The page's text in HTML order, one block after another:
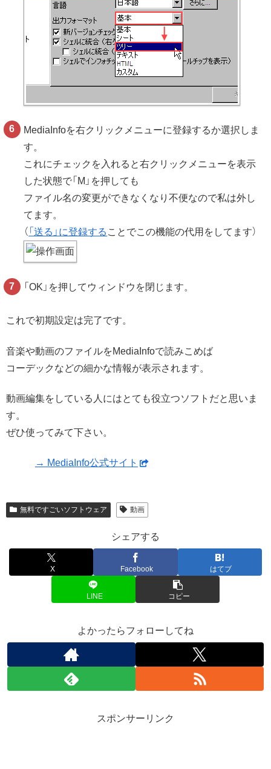
MediaInfoを右クリックメニューに登録するか選択しま
す。
これにチェックを入れると右クリックメニューを表示
した状態で「M」を押しても
ファイル名の変更ができなくなり不便なので私は外し
てます。
（ 「送る」に登録する ことでこの機能の代用をしてます）
「OK」を押してウィンドウを閉じます。
これで初期設定は完了です。
音楽や動画のファイルをMediaInfoで読みこめば
コーデックなどの細かな情報が表示されます。
動画編集をしている人にはとても役立つソフトだと思いま
す。
ぜひ使ってみて下さい。
→ MediaInfo公式サイト
無料ですごいソフトウェア 動画
シェアする
X Facebook はてブ
LINE コピー
よかったらフォローしてね
スポンサーリンク